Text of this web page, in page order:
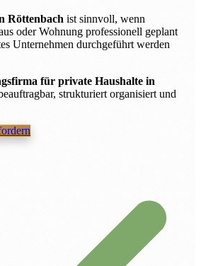
Röttenbach ist sinnvoll, wenn
oder Wohnung professionell geplant
Unternehmen durchgeführt werden
für private Haushalte in
strukturiert organisiert und